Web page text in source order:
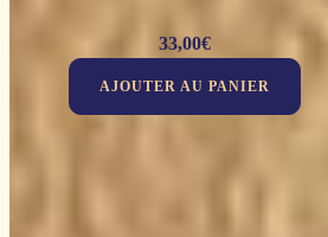
33,00€
AJOUTER AU PANIER